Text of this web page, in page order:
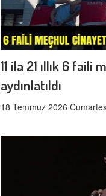
11 ila 21 ıllık 6 faili
aydınlatıldı
18 Temmuz 2026